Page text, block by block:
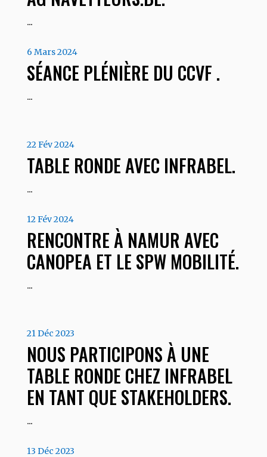
…
6 Mars 2024
SÉANCE PLÉNIÈRE DU CCVF .
…
22 Fév 2024
TABLE RONDE AVEC INFRABEL.
…
12 Fév 2024
RENCONTRE À NAMUR AVEC
CANOPEA ET LE SPW MOBILITÉ.
…
21 Déc 2023
NOUS PARTICIPONS À UNE
TABLE RONDE CHEZ INFRABEL
EN TANT QUE STAKEHOLDERS.
…
13 Déc 2023